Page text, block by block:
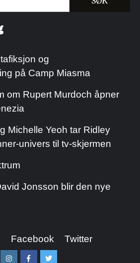
og
på Camp Miasma
om Rupert Murdoch åpner
Michelle Yeoh tar Ridley
univers til tv-skjermen
Jonsson blir den nye
Facebook Twitter